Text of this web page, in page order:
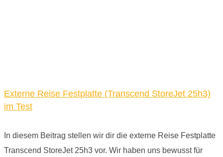
Externe Reise Festplatte (Transcend StoreJet 25h3)
im Test
In diesem Beitrag stellen wir dir die externe Reise Festplatte
Transcend StoreJet 25h3 vor. Wir haben uns bewusst für